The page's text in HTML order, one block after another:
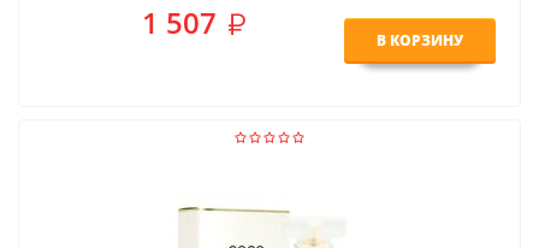
1 507 В КОРЗИНУ